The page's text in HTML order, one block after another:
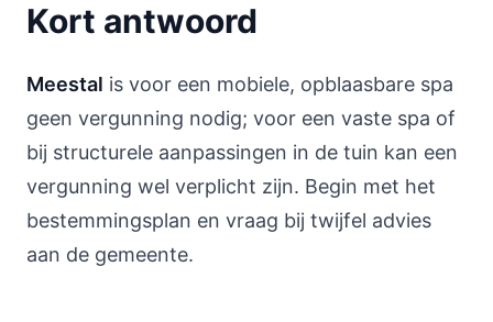
Kort antwoord
Meestal is voor een mobiele, opblaasbare spa
geen vergunning nodig; voor een vaste spa of
bij structurele aanpassingen in de tuin kan een
vergunning wel verplicht zijn. Begin met het
bestemmingsplan en vraag bij twijfel advies
aan de gemeente.